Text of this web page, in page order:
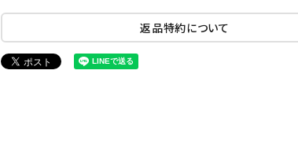
返品特約について